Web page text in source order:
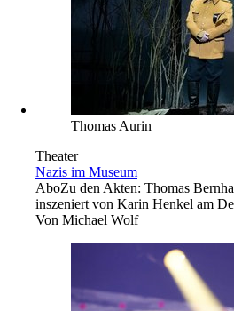
Thomas Aurin
Theater
Nazis im Museum
AboZu den Akten: Thomas
inszeniert von Karin Henkel am
Von Michael Wolf